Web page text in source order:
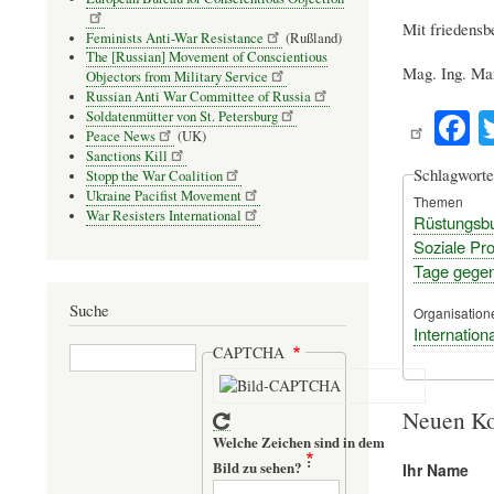
Mit
Mag. Ing.
bo
Schlagworte
Themen
Soziale
Tage
Neuen
Ihr Name
Feminists Anti-War Resistance
(Rußland)
The [Russian] Movement of Conscientious
Objectors from Military Service
Russian Anti War Committee of Russia
Soldatenmütter von St. Petersburg
Peace News
(UK)
Sanctions Kill
Stopp the War Coalition
Ukraine Pacifist Movement
War Resisters International
Suche
Suche CAPTCHA
Welche Zeichen sind in dem
Bild zu sehen?